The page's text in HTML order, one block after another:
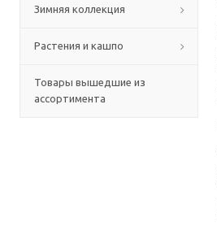
Зимняя коллекция
Растения и кашпо
Товары вышедшие из
ассортимента